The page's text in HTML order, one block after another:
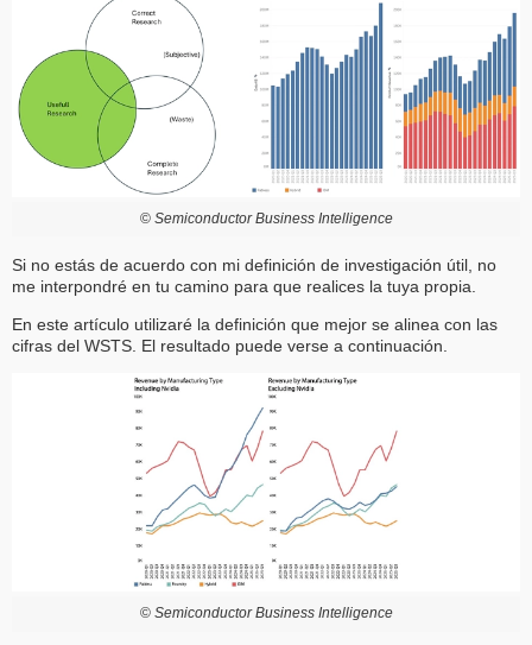
© Semiconductor Business Intelligence
Si no estás de acuerdo con mi definición de investigación útil, no
me interpondré en tu camino para que realices la tuya propia.
En este artículo utilizaré la definición que mejor se alinea con las
cifras del WSTS. El resultado puede verse a continuación.
© Semiconductor Business Intelligence